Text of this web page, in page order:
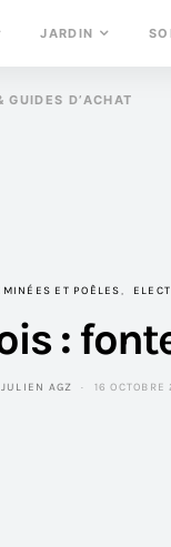
JARDIN
GUIDES D’ACHAT
ET POÊLES
:
JULIEN AGZ 16 OCTOBRE